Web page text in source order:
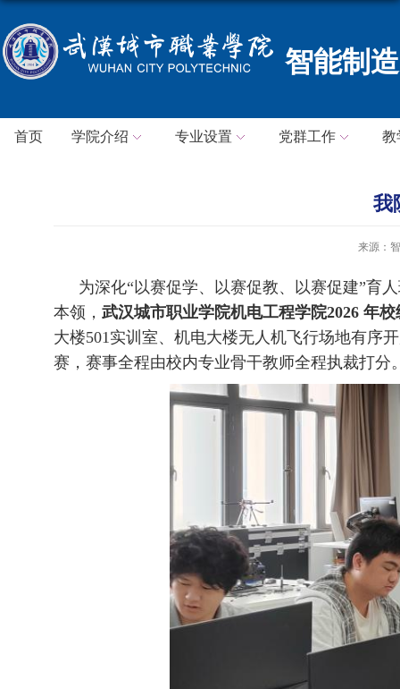
智能制
首页 学院介绍 专业设置 党群工作 教
我
来源：
为深化“以赛促学、以赛促教、以赛促建”育
本领， 武汉城市职业学院机电工程学院2026 年
大楼501实训室、机电大楼无人机飞行场地有序
赛，赛事全程由校内专业骨干教师全程执裁打分